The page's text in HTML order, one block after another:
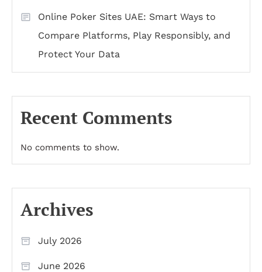
Online Poker Sites UAE: Smart Ways to
Compare Platforms, Play Responsibly, and
Protect Your Data
Recent Comments
No comments to show.
Archives
July 2026
June 2026